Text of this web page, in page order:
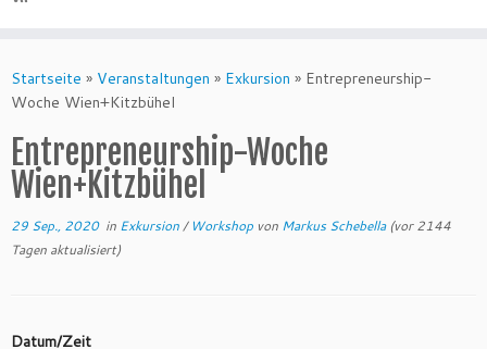
Startseite » Veranstaltungen » Exkursion » Entrepreneurship-
Woche Wien+Kitzbühel
Entrepreneurship-Woche
Wien+Kitzbühel
29 Sep., 2020in Exkursion/ Workshop von Markus Schebella(vor 2144
Tagen aktualisiert)
Datum/Zeit